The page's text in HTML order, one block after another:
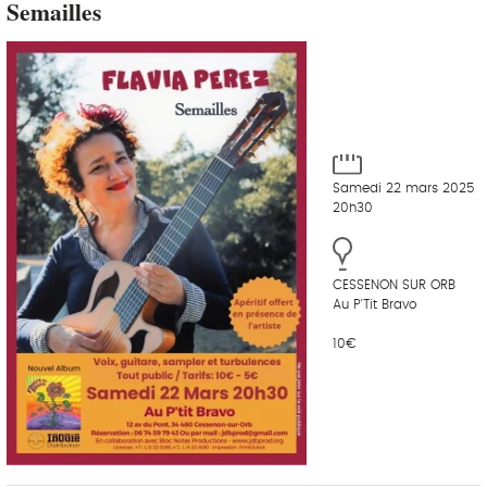
Semailles
Samedi 22 mars 2025
20h30
CESSENON SUR ORB
Au P'Tit Bravo
10€